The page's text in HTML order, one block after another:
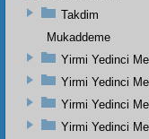
Takdim
Mukaddeme
Yirmi Yedinci
Yirmi Yedinci
Yirmi Yedinci
Yirmi Yedinci